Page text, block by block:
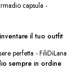
capsula -
il tuo outfit
perfetta - FiliDiLana
sempre in ordine